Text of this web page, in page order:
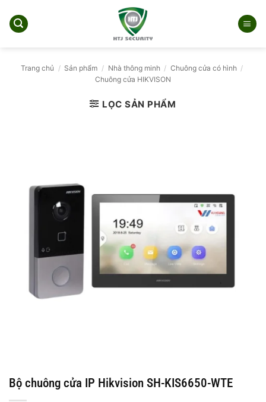
qua
Trang chủ / Sản phẩm / Nhà thông minh / Chuông cửa có hình /
Chuông cửa HIKVISON
LỌC SẢN PHẨM
Bộ chuông cửa IP Hikvision SH-KIS6650-WTE